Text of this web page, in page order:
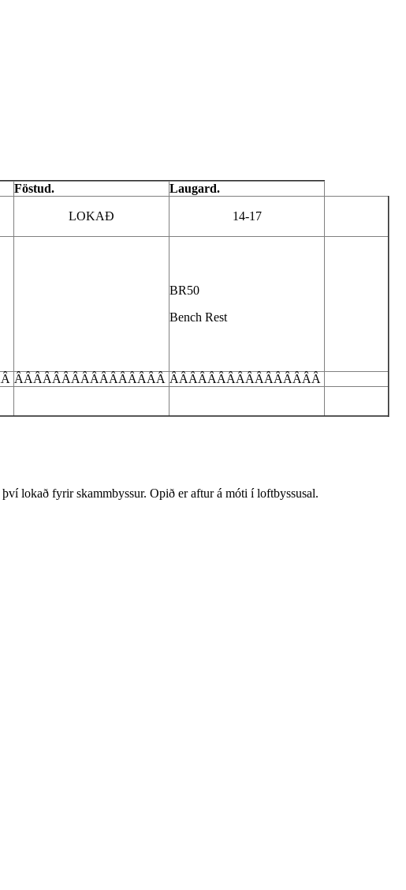
Föstud. Laugard.
LOKAÐ 14-17
BR50
Bench Rest
ÂÂÂÂÂÂÂÂÂÂÂÂÂÂÂÂ ÂÂÂÂÂÂÂÂÂÂÂÂÂÂÂÂ
lokað fyrir skammbyssur. Opið er aftur á móti í loftbyssusal.